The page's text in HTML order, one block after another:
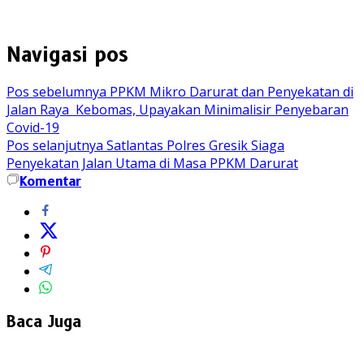
Navigasi pos
Pos sebelumnya PPKM Mikro Darurat dan Penyekatan di
Jalan Raya Kebomas, Upayakan Minimalisir Penyebaran
Covid-19
Pos selanjutnya Satlantas Polres Gresik Siaga
Penyekatan Jalan Utama di Masa PPKM Darurat
Komentar
Baca Juga